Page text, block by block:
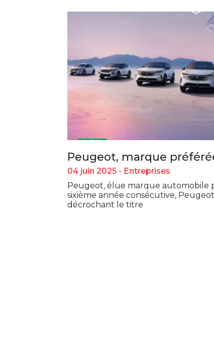
Peugeot, marque
04 juin 2025 - Entreprises
Peugeot, élue marque automobile
sixième année consécutive,
décrochant le titre